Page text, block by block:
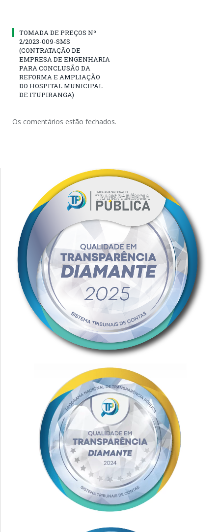
TOMADA DE PREÇOS Nº
2/2023-009-SMS
(CONTRATAÇÃO DE
EMPRESA DE ENGENHARIA
PARA CONCLUSÃO DA
REFORMA E AMPLIAÇÃO
DO HOSPITAL MUNICIPAL
DE ITUPIRANGA)
Os comentários estão fechados.